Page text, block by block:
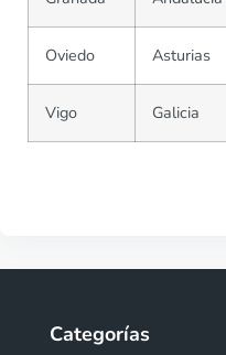
Oviedo Asturias
Vigo Galicia
Categorías